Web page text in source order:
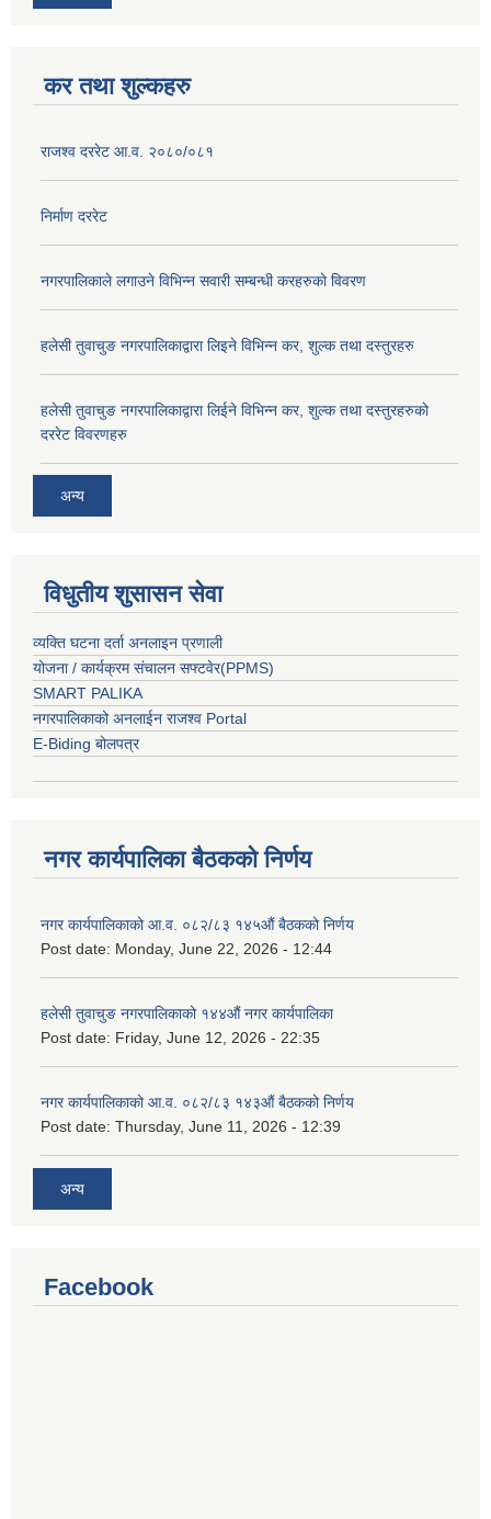
कर तथा शुल्कहरु
राजश्व दररेट आ.व. २०८०/०८१
निर्माण दररेट
नगरपालिकाले लगाउने विभिन्न सवारी सम्बन्धी करहरुकाे विवरण
हलेसी तुवाचुङ नगरपालिकाद्वारा लिइने विभिन्न कर, शुल्क तथा दस्तुरहरु
हलेसी तुवाचुङ नगरपालिकाद्वारा लिईने विभिन्न कर, शुल्क तथा दस्तुरहरुकाे
दररेट विवरणहरु
अन्य
विधुतीय शुसासन सेवा
व्यक्ति घटना दर्ता अनलाइन प्रणाली
योजना / कार्यक्रम संचालन सफ्टवेर(PPMS)
SMART PALIKA
नगरपालिकाको अनलाईन राजश्व Portal
E-Biding बोलपत्र
नगर कार्यपालिका बैठकको निर्णय
नगर कार्यपालिकाको आ.व. ०८२/८३ १४५औं बैठकको निर्णय
Post date: Monday, June 22, 2026 - 12:44
हलेसी तुवाचुङ नगरपालिकाको १४४औं नगर कार्यपालिका
Post date: Friday, June 12, 2026 - 22:35
नगर कार्यपालिकाको आ.व. ०८२/८३ १४३औं बैठकको निर्णय
Post date: Thursday, June 11, 2026 - 12:39
अन्य
Facebook